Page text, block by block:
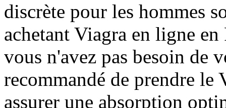
discrète pour les hommes
achetant Viagra en ligne
vous n'avez pas besoin de
recommandé de prendre le
assurer une absorption